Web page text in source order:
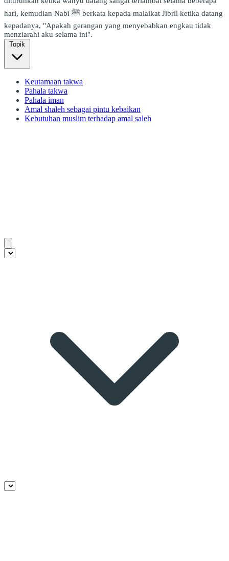
hari, kemudian Nabi ﷺ berkata kepada malaikat Jibril ketika datang
kepadanya, "Apakah gerangan yang menyebabkan engkau tidak
menziarahi aku selama ini".
Topik
Keutamaan takwa
Pahala takwa
Pahala iman
Amal shaleh sebagai pintu kebaikan
Kebutuhan muslim terhadap amal saleh